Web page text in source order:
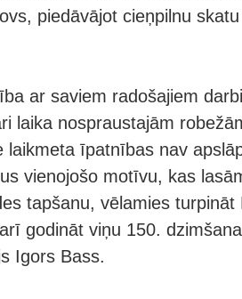
piedāvājot cieņpilnu
ar saviem radošajiem
laika nospraustajām
laikmeta īpatnības nav
vienojošo motīvu, kas
tapšanu, vēlamies turpināt
godināt viņu 150.
Igors Bass.